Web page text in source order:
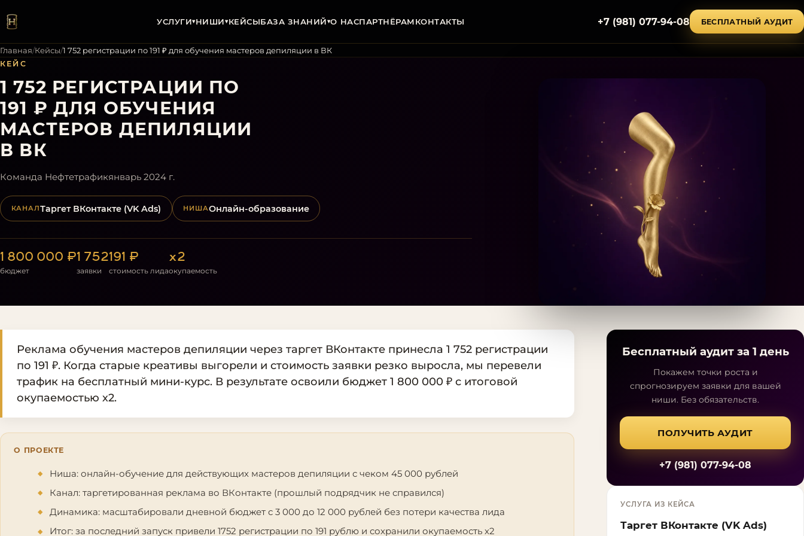
УСЛУГИ▾НИШИ▾КЕЙСЫБАЗА ЗНАНИЙ▾О НАСПАРТНЁРАМКОНТАКТЫ +7 (981) 077-94-08 БЕСПЛАТНЫЙ АУДИТ
Главная/Кейсы/1 752 регистрации по 191 ₽ для обучения мастеров депиляции в ВК
КЕЙС
1 752 РЕГИСТРАЦИИ ПО
191 ₽ ДЛЯ ОБУЧЕНИЯ
МАСТЕРОВ ДЕПИЛЯЦИИ
В ВК
Команда Нефтетрафикянварь 2024 г.
КАНАЛТаргет ВКонтакте (VK Ads) НИШАОнлайн-образование
1 800 000 ₽
бюджет
1 752
заявки
191 ₽
стоимость лида
х2
окупаемость
Реклама обучения мастеров депиляции через таргет ВКонтакте принесла 1 752 регистрации
по 191 ₽. Когда старые креативы выгорели и стоимость заявки резко выросла, мы перевели
трафик на бесплатный мини-курс. В результате освоили бюджет 1 800 000 ₽ с итоговой
окупаемостью х2.
О ПРОЕКТЕ
Ниша: онлайн-обучение для действующих мастеров депиляции с чеком 45 000 рублей
Канал: таргетированная реклама во ВКонтакте (прошлый подрядчик не справился)
Динамика: масштабировали дневной бюджет с 3 000 до 12 000 рублей без потери качества лида
Итог: за последний запуск привели 1752 регистрации по 191 рублю и сохранили окупаемость х2
Бесплатный аудит за 1 день
Покажем точки роста и
спрогнозируем заявки для вашей
ниши. Без обязательств.
ПОЛУЧИТЬ АУДИТ
+7 (981) 077-94-08
УСЛУГА ИЗ КЕЙСА
Таргет ВКонтакте (VK Ads)